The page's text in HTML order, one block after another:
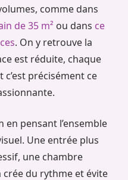
comme dans
de 35 m² ou dans ce
. On y retrouve la
est réduite, chaque
précisément ce
pensant l’ensemble
Une entrée plus
une chambre
du rythme et évite